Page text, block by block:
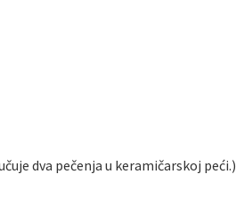
dva pečenja u keramičarskoj peći.)